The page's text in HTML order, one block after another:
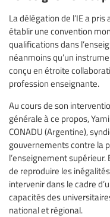
La délégation de l’IE a pris
établir une convention
qualifications dans
néanmoins qu’un
conçu en étroite
profession enseignante.
Au cours de son
générale à ce propos,
CONADU (Argentine),
gouvernements contre la
l’enseignement
de reproduire les
intervenir dans le cadre
capacités des
national et régional.